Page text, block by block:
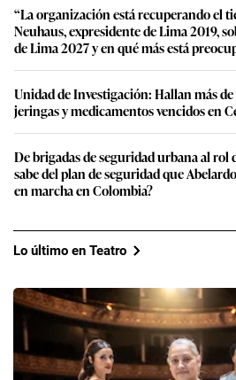
“La organización está recuperando el
Neuhaus, expresidente de Lima 2019,
de Lima 2027 y en qué más está
Unidad de Investigación: Hallan más
jeringas y medicamentos vencidos en
De brigadas de seguridad urbana al rol
sabe del plan de seguridad que
en marcha en Colombia?
Lo último en Teatro